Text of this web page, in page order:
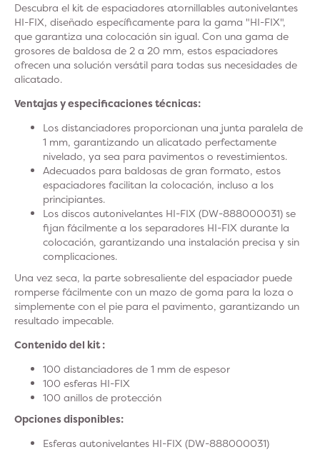
Descubra el kit de espaciadores atornillables autonivelantes
HI-FIX, diseñado específicamente para la gama "HI-FIX",
que garantiza una colocación sin igual. Con una gama de
grosores de baldosa de 2 a 20 mm, estos espaciadores
ofrecen una solución versátil para todas sus necesidades de
alicatado.
Ventajas y especificaciones técnicas:
Los distanciadores proporcionan una junta paralela de
1 mm, garantizando un alicatado perfectamente
nivelado, ya sea para pavimentos o revestimientos.
Adecuados para baldosas de gran formato, estos
espaciadores facilitan la colocación, incluso a los
principiantes.
Los discos autonivelantes HI-FIX (DW-888000031) se
fijan fácilmente a los separadores HI-FIX durante la
colocación, garantizando una instalación precisa y sin
complicaciones.
Una vez seca, la parte sobresaliente del espaciador puede
romperse fácilmente con un mazo de goma para la loza o
simplemente con el pie para el pavimento, garantizando un
resultado impecable.
Contenido del kit :
100 distanciadores de 1 mm de espesor
100 esferas HI-FIX
100 anillos de protección
Opciones disponibles:
Esferas autonivelantes HI-FIX (DW-888000031)